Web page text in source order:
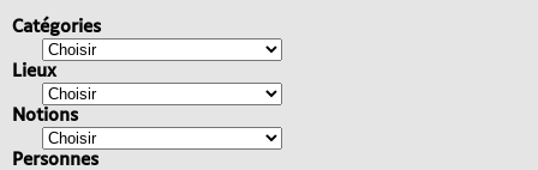
Catégories
Lieux
Notions
Personnes